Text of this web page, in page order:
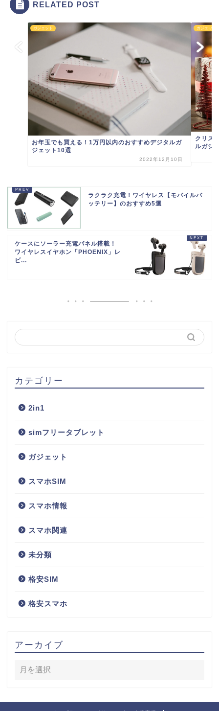
RELATED POST
ガジェット
お年玉でも買える！1万円以内のおすすめデジタルガ
ジェット10選
2022年12月10日
ガジェット
クリス
ルガジ
ラクラク充電！ワイヤレス【モバイルバ
ッテリー】のおすすめ5選
ケースにソーラー充電パネル搭載！
ワイヤレスイヤホン「PHOENIX」レ
ビ...
カテゴリー
2in1
simフリータブレット
ガジェット
スマホSIM
スマホ情報
スマホ関連
未分類
格安SIM
格安スマホ
アーカイブ